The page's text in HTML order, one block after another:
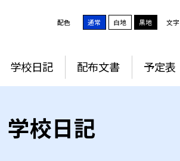
配色 通常 白地 黒地 文字
学校日記 配布文書 予定表
学校日記